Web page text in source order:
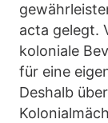
acta gelegt.
koloniale
für eine
Deshalb